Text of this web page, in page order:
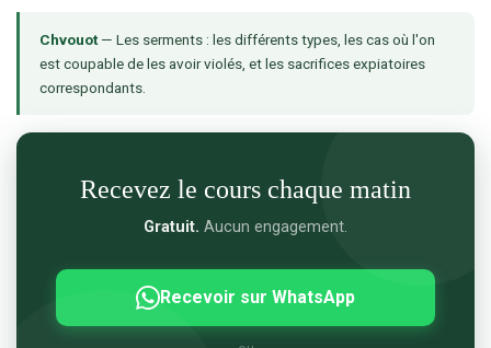
Chvouot— Les serments : les différents types, les cas où l'on
est coupable de les avoir violés, et les sacrifices expiatoires
correspondants.
Recevez le cours chaque matin
Gratuit. Aucun engagement.
Recevoir sur WhatsApp